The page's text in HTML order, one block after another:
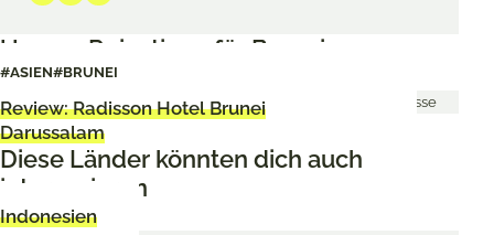
Facebook
Pinterest
Unsere Reisetipps für Brunei
#ASIEN#BRUNEI
Review: Radisson Hotel Brunei
Darussalam
Diese Länder könnten dich auch
interessieren
Indonesien